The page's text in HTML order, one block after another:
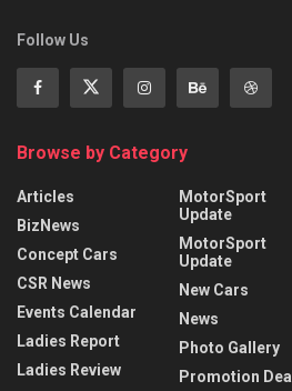
Follow Us
Browse by Category
Articles
BizNews
Concept Cars
CSR News
Events Calendar
Ladies Report
Ladies Review
MotorSport
Update
MotorSport
Update
New Cars
News
Photo Gallery
Promotion Deal